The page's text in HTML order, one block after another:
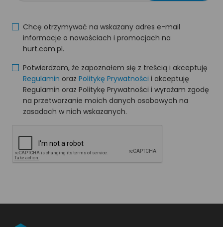
Chcę otrzymywać na wskazany adres e-mail
informacje o nowościach i promocjach na
hurt.com.pl.
Potwierdzam, że zapoznałem się z treścią i akceptuję
Regulamin oraz Politykę Prywatności i akceptuję
Regulamin oraz Politykę Prywatności i wyrażam zgodę
na przetwarzanie moich danych osobowych na
zasadach w nich wskazanych.